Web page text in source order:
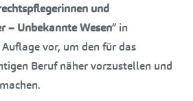
und
– Unbekannte Wesen“ in
vor, um den für das
Beruf näher vorzustellen und